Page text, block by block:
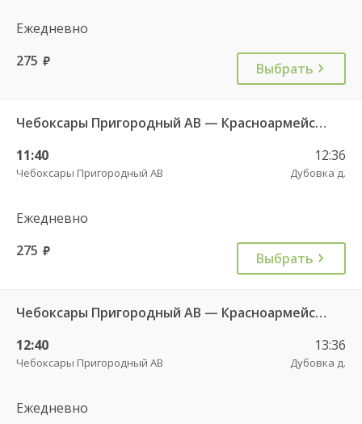
Ежедневно
275 руб. Выбрать
Чебоксары Пригородный АВ — Красноармейское с. ДКП 121
11:40
Чебоксары Пригородный АВ
12:36
Дубовка д.
Ежедневно
275 руб. Выбрать
Чебоксары Пригородный АВ — Красноармейское с. ДКП 121
12:40
Чебоксары Пригородный АВ
13:36
Дубовка д.
Ежедневно